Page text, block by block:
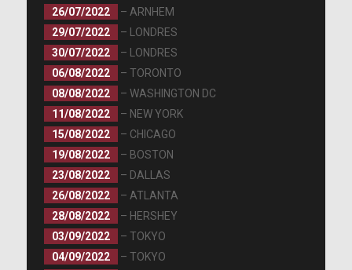
26/07/2022
– ARNHEM
29/07/2022
– LONDRES
30/07/2022
– LONDRES
06/08/2022
– TORONTO
08/08/2022
– WASHINGTON DC
11/08/2022
– NEW YORK
15/08/2022
– CHICAGO
19/08/2022
– BOSTON
23/08/2022
– DALLAS
26/08/2022
– ATLANTA
28/08/2022
– HERSHEY
03/09/2022
– TOKYO
04/09/2022
– TOKYO